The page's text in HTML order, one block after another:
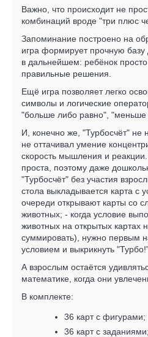
Важно, что происходит не
комбинаций вроде "три плюс
Запоминание построено на
игра формирует прочную базу
в дальнейшем: ребёнок
правильные решения.
Ещё игра позволяет легко
символы и логические
"больше либо равно", "меньше
И, конечно же, "Турбосчёт" не
не оттачивал умение
скорость мышления и
проста, поэтому даже
"Турбосчёт" без участия
стола выкладывается карта с
очереди открывают карты со
животных; - когда условие
животных на открытых картах
суммировать), нужно первым
условием и выкрикнуть
А взрослым остаётся
математике, когда они
В комплекте:
36 карт с фигурами;
36 карт с заданиями;